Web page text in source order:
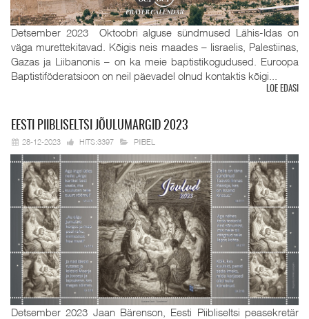
Detsember 2023 Oktoobri alguse sündmused Lähis-Idas on
väga murettekitavad. Kõigis neis maades – Iisraelis, Palestiinas,
Gazas ja Liibanonis – on ka meie baptistikogudused. Euroopa
Baptistiföderatsioon on neil päevadel olnud kontaktis kõigi...
LOE EDASI
EESTI PIIBLISELTSI JÕULUMARGID 2023
28-12-2023 HITS:3397 PIIBEL
Detsember 2023 Jaan Bärenson, Eesti Piibliseltsi peasekretär